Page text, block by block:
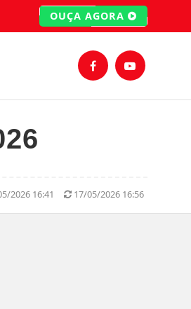
OUÇA AGORA
2026 16:41 17/05/2026 16:56